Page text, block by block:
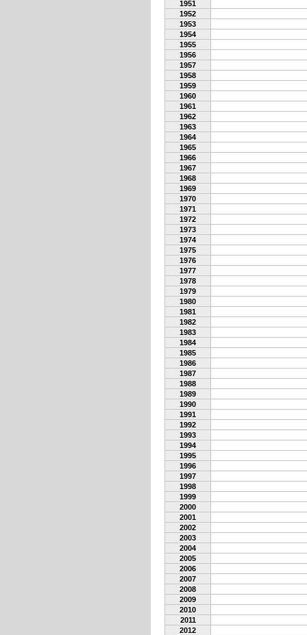
1951
1952
1953
1954
1955
1956
1957
1958
1959
1960
1961
1962
1963
1964
1965
1966
1967
1968
1969
1970
1971
1972
1973
1974
1975
1976
1977
1978
1979
1980
1981
1982
1983
1984
1985
1986
1987
1988
1989
1990
1991
1992
1993
1994
1995
1996
1997
1998
1999
2000
2001
2002
2003
2004
2005
2006
2007
2008
2009
2010
2011
2012